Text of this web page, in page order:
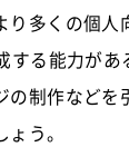
り多くの個人
する能力が
の制作などを
う。